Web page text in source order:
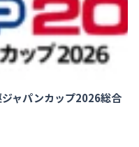
ャパンカップ2026総合